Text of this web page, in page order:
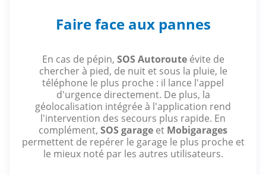
Faire face aux pannes
En cas de pépin, SOS Autorouteévite de
chercher à pied, de nuit et sous la pluie, le
téléphone le plus proche : il lance l'appel
d'urgence directement. De plus, la
géolocalisation intégrée à l'application rend
l'intervention des secours plus rapide. En
complément, SOS garage et Mobigarages
permettent de repérer le garage le plus proche et
le mieux noté par les autres utilisateurs.